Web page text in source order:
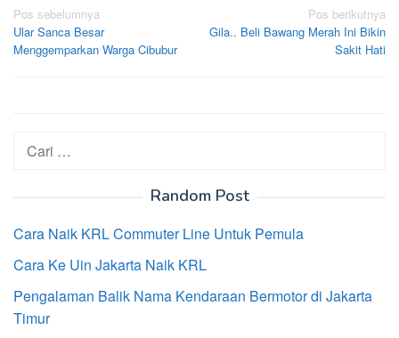
Navigasi
pos
Pos sebelumnya
Ular Sanca Besar
Menggemparkan Warga Cibubur
Pos berikutnya
Gila.. Beli Bawang Merah Ini Bikin
Sakit Hati
Cari
Random Post
Cara Naik KRL Commuter Line Untuk Pemula
Cara Ke Uin Jakarta Naik KRL
Pengalaman Balik Nama Kendaraan Bermotor di Jakarta
Timur